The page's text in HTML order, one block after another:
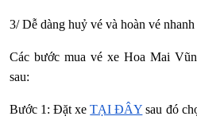
3/ Dễ dàng huỷ vé và hoàn vé
Các bước mua vé xe Hoa Mai
sau:
Bước 1: Đặt xeTẠI ĐÂY sau đó